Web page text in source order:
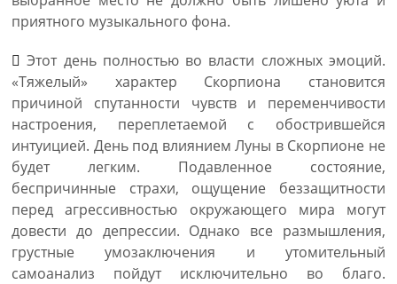
приятного музыкального фона.
Этот день полностью во власти сложных эмоций.
«Тяжелый» характер Скорпиона становится
причиной спутанности чувств и переменчивости
настроения, переплетаемой с обострившейся
интуицией. День под влиянием Луны в Скорпионе не
будет легким. Подавленное состояние,
беспричинные страхи, ощущение беззащитности
перед агрессивностью окружающего мира могут
довести до депрессии. Однако все размышления,
грустные умозаключения и утомительный
самоанализ пойдут исключительно во благо.